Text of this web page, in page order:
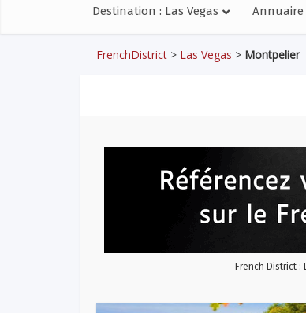
Destination : Las Vegas Annuaire
FrenchDistrict > Las Vegas > Montpelier
French District